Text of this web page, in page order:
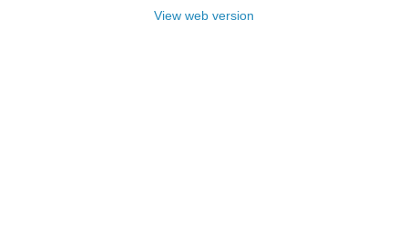
View web version